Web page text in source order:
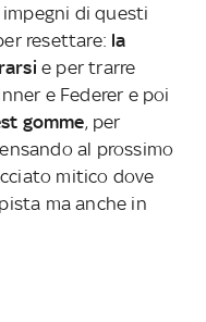
di questi
resettare: la
e per trarre
e Federer e poi
gomme, per
al prossimo
mitico dove
ma anche in